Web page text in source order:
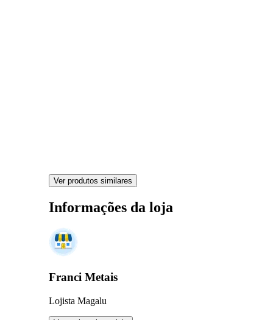
Ver produtos similares
Informações da loja
Franci Metais
Lojista Magalu